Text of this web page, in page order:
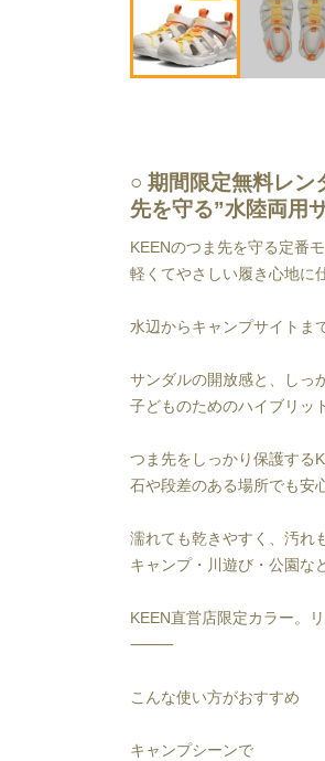
期間限定無料レン
先を守る”水陸両用
KEENのつま先を守る定番
軽くてやさしい履き心地に
水辺からキャンプサイトま
サンダルの開放感と、しっ
子どものためのハイブリッ
つま先をしっかり保護する
石や段差のある場所でも安
濡れても乾きやすく、汚れ
キャンプ・川遊び・公園な
KEEN直営店限定カラー。
⸻
こんな使い方がおすすめ
キャンプシーンで